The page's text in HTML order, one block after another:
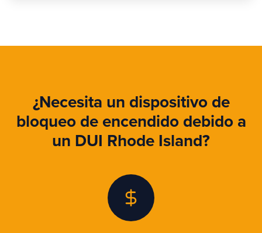
¿Necesita un dispositivo de
bloqueo de encendido debido a
un DUI Rhode Island?